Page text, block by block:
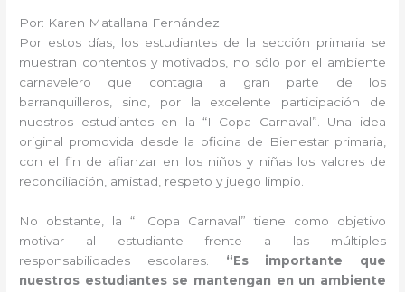
Por: Karen Matallana Fernández.
Por estos días, los estudiantes de la sección primaria se
muestran contentos y motivados, no sólo por el ambiente
carnavelero que contagia a gran parte de los
barranquilleros, sino, por la excelente participación de
nuestros estudiantes en la “I Copa Carnaval”. Una idea
original promovida desde la oficina de Bienestar primaria,
con el fin de afianzar en los niños y niñas los valores de
reconciliación, amistad, respeto y juego limpio.
No obstante, la “I Copa Carnaval” tiene como objetivo
motivar al estudiante frente a las múltiples
responsabilidades escolares. “Es importante que
nuestros estudiantes se mantengan en un ambiente